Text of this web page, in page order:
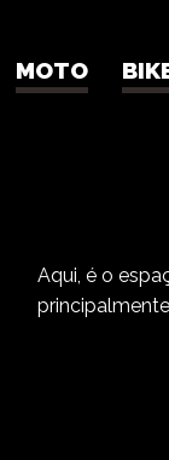
MOTO
Aqui, é o